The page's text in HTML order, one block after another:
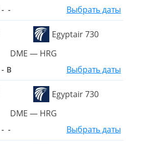
- -
Выбрать даты
Egyptair 730
DME — HRG
- В
Выбрать даты
Egyptair 730
DME — HRG
- -
Выбрать даты